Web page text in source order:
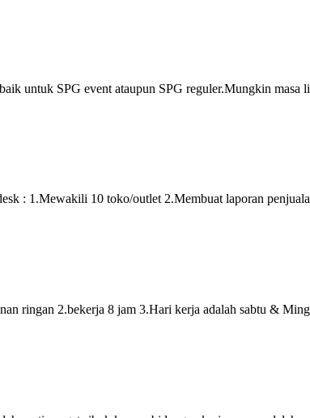
untuk SPG event ataupun SPG reguler.Mungkin masa
: 1.Mewakili 10 toko/outlet 2.Membuat laporan
ringan 2.bekerja 8 jam 3.Hari kerja adalah sabtu &